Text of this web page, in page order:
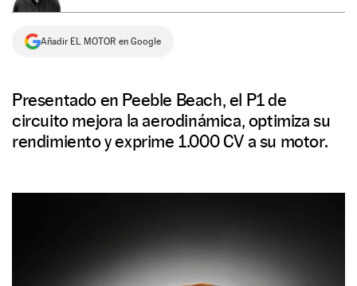
Añadir EL MOTOR en Google
Presentado en Peeble Beach, el P1 de
circuito mejora la aerodinámica, optimiza su
rendimiento y exprime 1.000 CV a su motor.